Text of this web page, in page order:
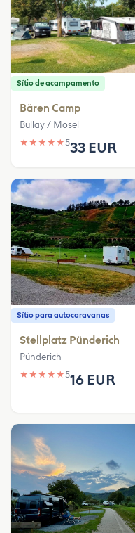
Sítio de acampamento
Bären Camp
Bullay / Mosel
★ ★ ★ ★ ★533 EUR
Sítio para autocaravanas
Stellplatz Pünderich
Pünderich
★ ★ ★ ★ ★516 EUR